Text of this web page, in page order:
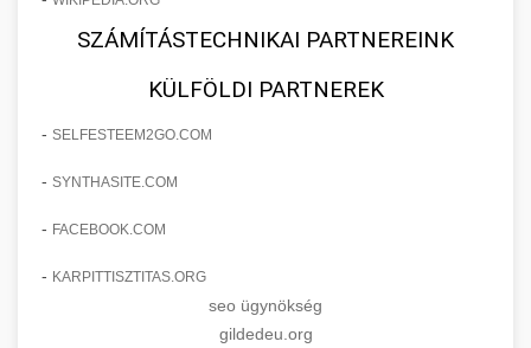
SZÁMÍTÁSTECHNIKAI PARTNEREINK
KÜLFÖLDI PARTNEREK
- SELFESTEEM2GO.COM
- SYNTHASITE.COM
- FACEBOOK.COM
- KARPITTISZTITAS.ORG
seo ügynökség
gildedeu.org